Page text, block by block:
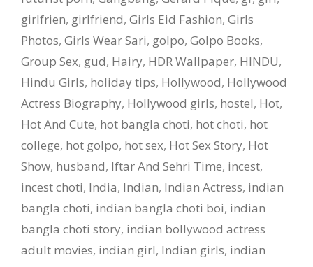
girlfrien, girlfriend, Girls Eid Fashion, Girls
Photos, Girls Wear Sari, golpo, Golpo Books,
Group Sex, gud, Hairy, HDR Wallpaper, HINDU,
Hindu Girls, holiday tips, Hollywood, Hollywood
Actress Biography, Hollywood girls, hostel, Hot,
Hot And Cute, hot bangla choti, hot choti, hot
college, hot golpo, hot sex, Hot Sex Story, Hot
Show, husband, Iftar And Sehri Time, incest,
incest choti, India, Indian, Indian Actress, indian
bangla choti, indian bangla choti boi, indian
bangla choti story, indian bollywood actress
adult movies, indian girl, Indian girls, indian